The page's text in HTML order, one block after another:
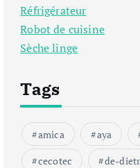
Réfrigérateur
Robot de cuisine
Sèche linge
Tags
amica aya
cecotec
de-